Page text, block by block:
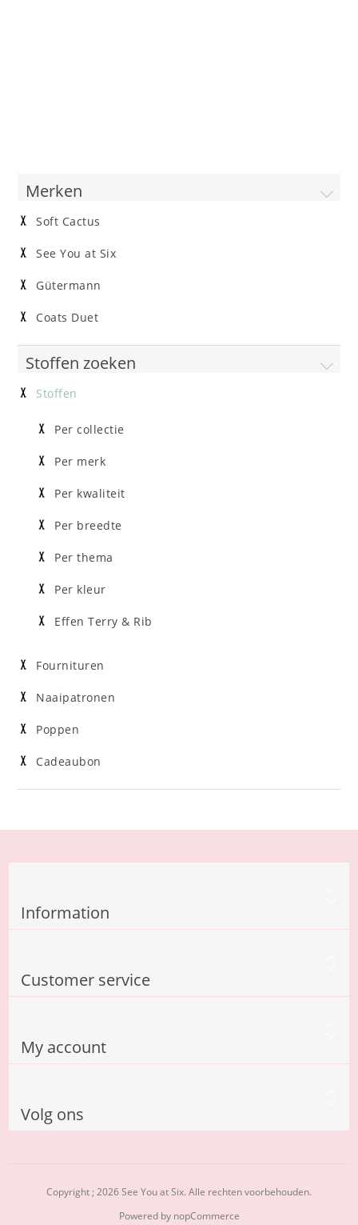
Merken
Soft Cactus
See You at Six
Gütermann
Coats Duet
Stoffen zoeken
Stoffen
Per collectie
Per merk
Per kwaliteit
Per breedte
Per thema
Per kleur
Effen Terry & Rib
Fournituren
Naaipatronen
Poppen
Cadeaubon
Information
Customer service
My account
Volg ons
Copyright ; 2026 See You at Six. Alle rechten voorbehouden.
Powered by nopCommerce